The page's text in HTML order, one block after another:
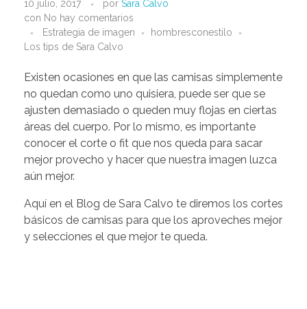
10 julio, 2017 por Sara Calvo
con No hay comentarios
Estrategia de imagen
hombresconestilo
Los tips de Sara Calvo
Existen ocasiones en que las camisas simplemente
no quedan como uno quisiera, puede ser que se
ajusten demasiado o queden muy flojas en ciertas
áreas del cuerpo. Por lo mismo, es importante
conocer el corte o fit que nos queda para sacar
mejor provecho y hacer que nuestra imagen luzca
aún mejor.
Aquí en el Blog de Sara Calvo te diremos los cortes
básicos de camisas para que los aproveches mejor
y selecciones el que mejor te queda.